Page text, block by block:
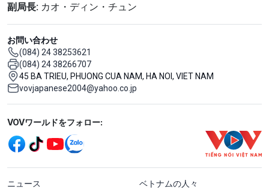
副局長: カオ・ディン・チュン
お問い合わせ
(084) 24 38253621
(084) 24 38266707
45 BA TRIEU, PHUONG CUA NAM, HA NOI, VIET NAM
vovjapanese2004@yahoo.co.jp
Mạng xã hội
VOVワールドをフォロー:
menu footer tiếng Nhật
ニュース ベトナムの人々